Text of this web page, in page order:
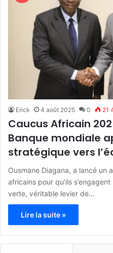
Erick 4 août 2025 0 21
Caucus Africain
Banque mondiale
stratégique vers
Ousmane Diagana, a lancé un
africains pour qu’ils
verte, véritable levier de…
Lire la suite »